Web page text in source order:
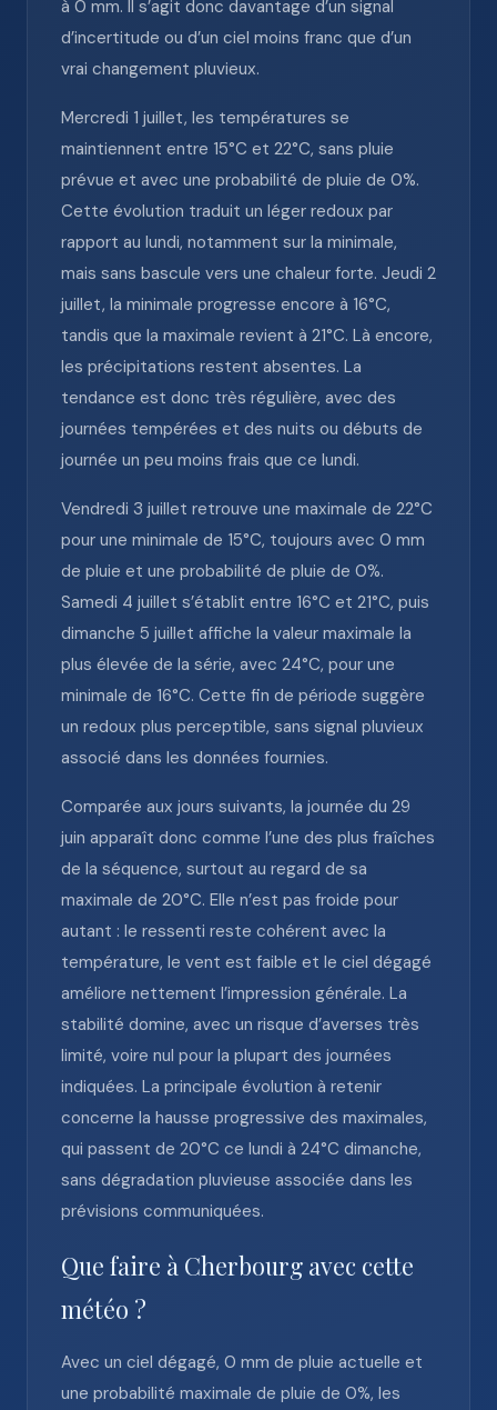
à 0 mm. Il s’agit donc davantage d’un signal
d’incertitude ou d’un ciel moins franc que d’un
vrai changement pluvieux.
Mercredi 1 juillet, les températures se
maintiennent entre 15°C et 22°C, sans pluie
prévue et avec une probabilité de pluie de 0%.
Cette évolution traduit un léger redoux par
rapport au lundi, notamment sur la minimale,
mais sans bascule vers une chaleur forte. Jeudi 2
juillet, la minimale progresse encore à 16°C,
tandis que la maximale revient à 21°C. Là encore,
les précipitations restent absentes. La
tendance est donc très régulière, avec des
journées tempérées et des nuits ou débuts de
journée un peu moins frais que ce lundi.
Vendredi 3 juillet retrouve une maximale de 22°C
pour une minimale de 15°C, toujours avec 0 mm
de pluie et une probabilité de pluie de 0%.
Samedi 4 juillet s’établit entre 16°C et 21°C, puis
dimanche 5 juillet affiche la valeur maximale la
plus élevée de la série, avec 24°C, pour une
minimale de 16°C. Cette fin de période suggère
un redoux plus perceptible, sans signal pluvieux
associé dans les données fournies.
Comparée aux jours suivants, la journée du 29
juin apparaît donc comme l’une des plus fraîches
de la séquence, surtout au regard de sa
maximale de 20°C. Elle n’est pas froide pour
autant : le ressenti reste cohérent avec la
température, le vent est faible et le ciel dégagé
améliore nettement l’impression générale. La
stabilité domine, avec un risque d’averses très
limité, voire nul pour la plupart des journées
indiquées. La principale évolution à retenir
concerne la hausse progressive des maximales,
qui passent de 20°C ce lundi à 24°C dimanche,
sans dégradation pluvieuse associée dans les
prévisions communiquées.
Que faire à Cherbourg avec cette
météo ?
Avec un ciel dégagé, 0 mm de pluie actuelle et
une probabilité maximale de pluie de 0%, les